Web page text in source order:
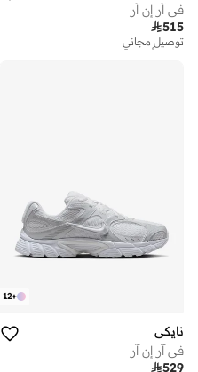
في آر إن آر
515
توصيل مجاني
تم بيع أكثر من 50 مؤخرا
+
12
نايكي
في آر إن آر
529